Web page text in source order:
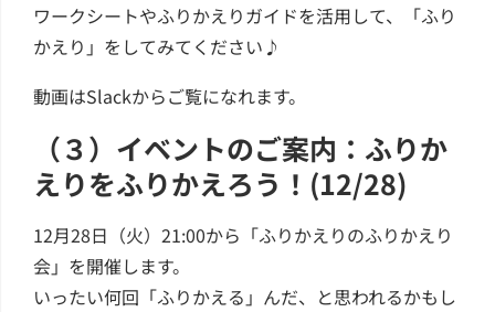
ワークシートやふりかえりガイドを活用して、「ふり
かえり」をしてみてください♪
動画はSlackからご覧になれます。
（３）イベントのご案内：ふりか
えりをふりかえろう！(12/28)
12月28日（火）21:00から「ふりかえりのふりかえり
会」を開催します。
いったい何回「ふりかえる」んだ、と思われるかもし